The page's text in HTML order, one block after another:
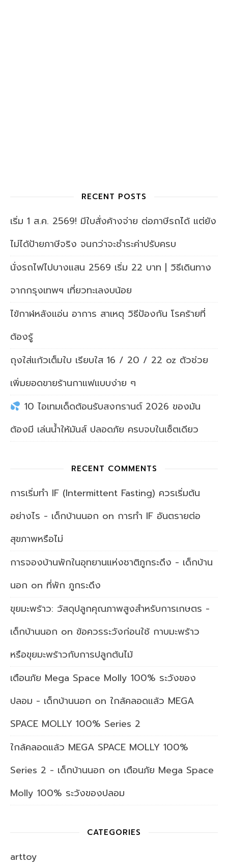
RECENT POSTS
เริ่ม 1 ส.ค. 2569! มีใบสั่งค้างจ่าย ต่อภาษีรถได้ แต่ยัง
ไม่ได้ป้ายภาษีจริง จนกว่าจะชำระค่าปรับครบ
นั่งรถไฟไปบางแสน 2569 เริ่ม 22 บาท | วิธีเดินทาง
จากกรุงเทพฯ เที่ยวทะเลงบน้อย
ไข้กาฬหลังแอ่น อาการ สาเหตุ วิธีป้องกัน โรคร้ายที่
ต้องรู้
ถุงใส่แก้วเต็มใบ เรียบใส 16 / 20 / 22 oz ตัวช่วย
เพิ่มยอดขายร้านกาแฟแบบง่าย ๆ
10 ไอเทมเด็ดต้อนรับสงกรานต์ 2026 ของมัน
ต้องมี เล่นน้ำให้มันส์ ปลอดภัย ครบจบในเซ็ตเดียว
RECENT COMMENTS
การเริ่มทำ IF (Intermittent Fasting) ควรเริ่มต้น
อย่างไร - เด็กบ้านนอก on การทำ IF อันตรายต่อ
สุขภาพหรือไม่
การจองบ้านพักในอุทยานแห่งชาติภูกระดึง - เด็กบ้าน
นอก on ที่พัก ภูกระดึง
ขุยมะพร้าว: วัสดุปลูกคุณภาพสูงสำหรับการเกษตร -
เด็กบ้านนอก on ข้อควรระวังก่อนใช้ กาบมะพร้าว
หรือขุยมะพร้าวกับการปลูกต้นไม้
เตือนภัย Mega Space Molly 100% ระวังของ
ปลอม - เด็กบ้านนอก on ใกล้คลอดแล้ว MEGA
SPACE MOLLY 100% Series 2
ใกล้คลอดแล้ว MEGA SPACE MOLLY 100%
Series 2 - เด็กบ้านนอก on เตือนภัย Mega Space
Molly 100% ระวังของปลอม
CATEGORIES
arttoy